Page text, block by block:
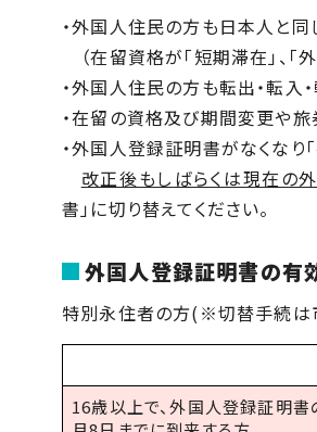
・外国人住民の方も日本人と同
（在留資格が「短期滞在」、「
・外国人住民の方も転出・転入
・在留の資格及び期間変更や
・外国人登録証明書がなくなり
改正後もしばらくは現在の
書」に切り替えてください。
外国人登録証明書の有
特別永住者の方(※切替手続は
16歳以上で、外国人登録証明